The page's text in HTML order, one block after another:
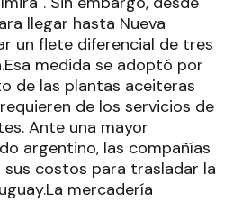
llegar hasta Nueva
un flete diferencial de tres
medida se adoptó por
de las plantas aceiteras
de los servicios de
Ante una mayor
argentino, las compañías
costos para trasladar la
mercadería